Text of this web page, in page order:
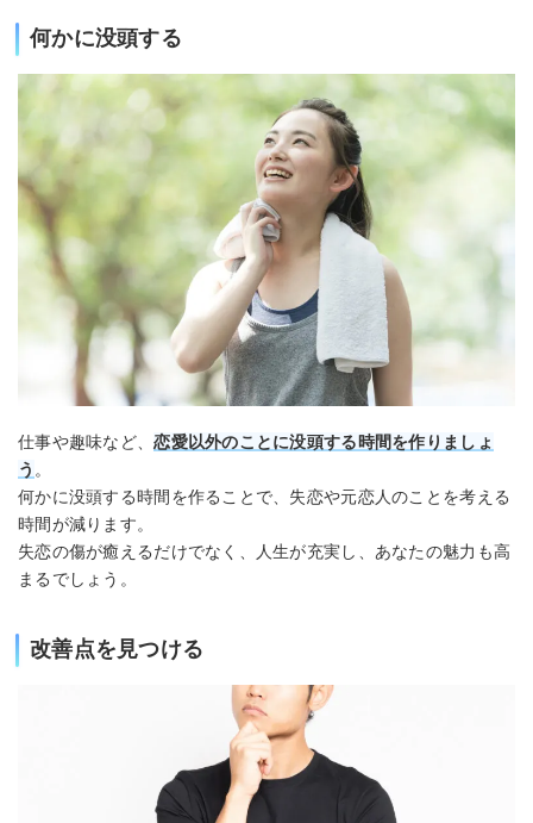
何かに没頭する
仕事や趣味など、恋愛以外のことに没頭する時間を作りましょ
う 。
何かに没頭する時間を作ることで、失恋や元恋人のことを考える
時間が減ります。
失恋の傷が癒えるだけでなく、人生が充実し、あなたの魅力も高
まるでしょう。
改善点を見つける